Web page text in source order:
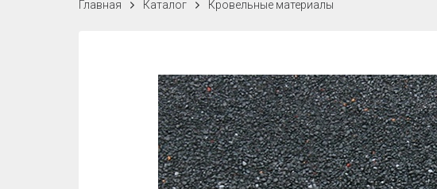
Главная Каталог Кровельные материалы